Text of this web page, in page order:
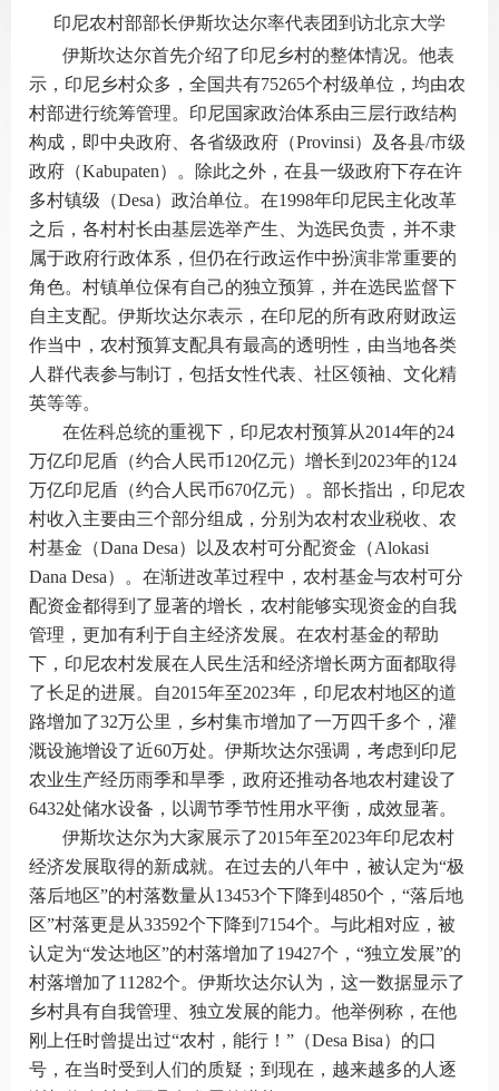
印尼农村部部长伊斯坎达尔率代表团到访北京大学
伊斯坎达尔首先介绍了印尼乡村的整体情况。他表
示，印尼乡村众多，全国共有75265个村级单位，均由农
村部进行统筹管理。印尼国家政治体系由三层行政结构
构成，即中央政府、各省级政府（Provinsi）及各县/市级
政府（Kabupaten）。除此之外，在县一级政府下存在许
多村镇级（Desa）政治单位。在1998年印尼民主化改革
之后，各村村长由基层选举产生、为选民负责，并不隶
属于政府行政体系，但仍在行政运作中扮演非常重要的
角色。村镇单位保有自己的独立预算，并在选民监督下
自主支配。伊斯坎达尔表示，在印尼的所有政府财政运
作当中，农村预算支配具有最高的透明性，由当地各类
人群代表参与制订，包括女性代表、社区领袖、文化精
英等等。
在佐科总统的重视下，印尼农村预算从2014年的24
万亿印尼盾（约合人民币120亿元）增长到 2023年的124
万亿印尼盾（约合人民币670亿元）。部长指出，印尼农
村收入主要由三个部分组成，分别为农村农业税收、农
村基金（Dana Desa）以及农村可分配资金（Alokasi
Dana Desa）。在渐进改革过程中，农村基金与农村可分
配资金都得到了显著的增长，农村能够实现资金的自我
管理，更加有利于自主经济发展。在农村基金的帮助
下，印尼农村发展在人民生活和经济增长两方面都取得
了长足的进展。自2015年至2023年，印尼农村地区的道
路增加了32万公里，乡村集市增加了一万四千多个，灌
溉设施增设了近60万处。伊斯坎达尔强调，考虑到印尼
农业生产经历雨季和旱季，政府还推动各地农村建设了
6432处储水设备，以调节季节性用水平衡，成效显著。
伊斯坎达尔为大家展示了2015年至2023年印尼农村
经济发展取得的新成就。在过去的八年中，被认定为“极
落后地区”的村落数量从13453个下降到 4850个，“落后地
区”村落更是从33592个下降到 7154个。与此相对应，被
认定为“发达地区”的村落增加了19427个，“独立发展”的
村落增加了11282个。伊斯坎达尔认为，这一数据显示了
乡村具有自我管理、独立发展的能力。他举例称，在他
刚上任时曾提出过“农村，能行！”（Desa Bisa）的口
号，在当时受到人们的质疑；到现在，越来越多的人逐